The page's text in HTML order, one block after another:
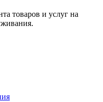
товаров и услуг на